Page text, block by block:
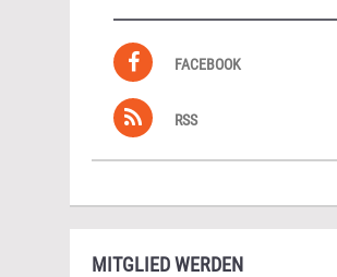
FACEBOOK
RSS
MITGLIED WERDEN